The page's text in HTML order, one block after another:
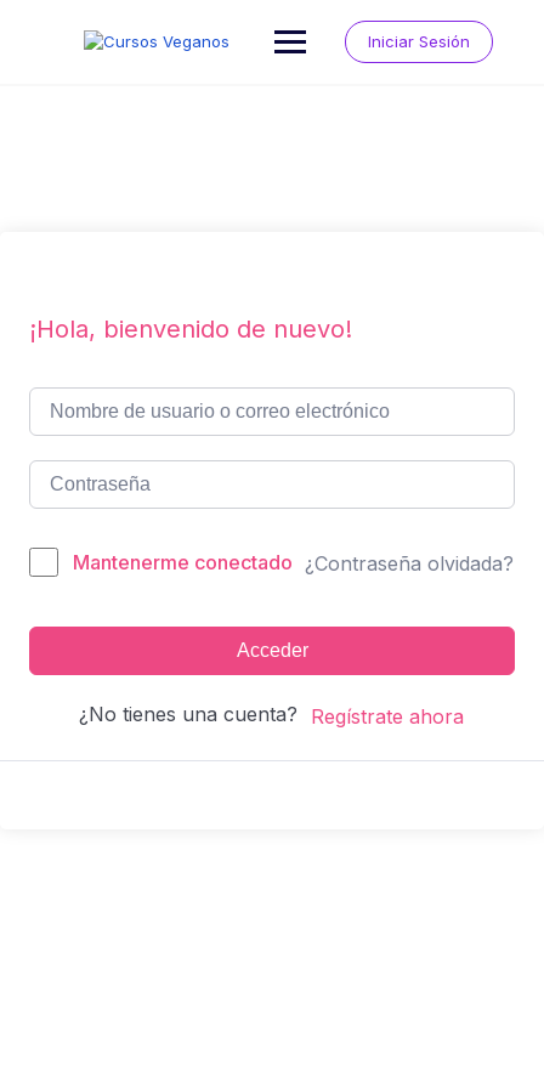
Iniciar Sesión
¡Hola, bienvenido de nuevo!
Mantenerme conectado ¿Contraseña olvidada?
Acceder
¿No tienes una cuenta? Regístrate ahora